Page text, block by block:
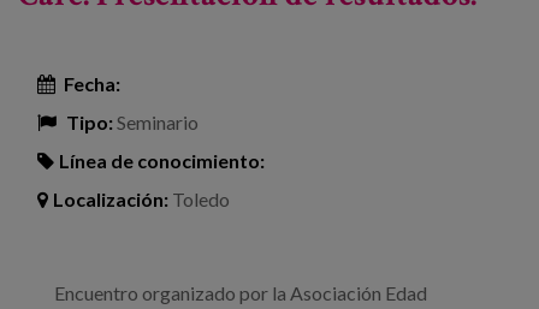
Fecha:
Tipo:Seminario
Línea de conocimiento:
Localización: Toledo
Encuentro organizado por la Asociación Edad